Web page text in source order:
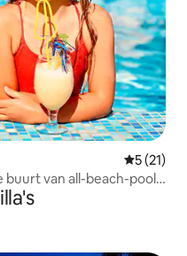
5 (21)
buurt van all-beach-pool-